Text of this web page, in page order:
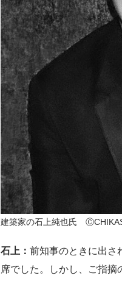
建築家の石上純也氏
石上： 前知事のときに出さ
席でした。しかし、ご指